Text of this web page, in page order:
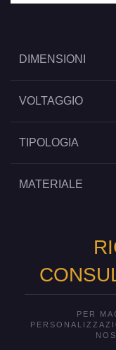
DIMENSIONI
VOLTAGGIO
TIPOLOGIA
MATERIALE
PER